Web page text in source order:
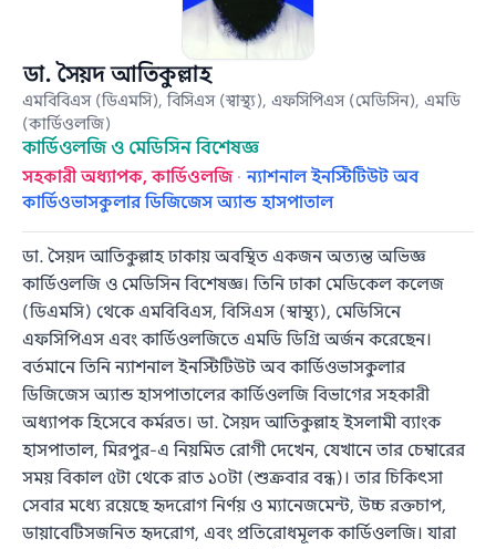
ডা. সৈয়দ আতিকুল্লাহ
এমবিবিএস (ডিএমসি), বিসিএস (স্বাস্থ্য), এফসিপিএস (মেডিসিন), এমডি
(কার্ডিওলজি)
কার্ডিওলজি ও মেডিসিন বিশেষজ্ঞ
সহকারী অধ্যাপক, কার্ডিওলজি ·ন্যাশনাল ইনস্টিটিউট অব
কার্ডিওভাসকুলার ডিজিজেস অ্যান্ড হাসপাতাল
ডা. সৈয়দ আতিকুল্লাহ ঢাকায় অবস্থিত একজন অত্যন্ত অভিজ্ঞ
কার্ডিওলজি ও মেডিসিন বিশেষজ্ঞ। তিনি ঢাকা মেডিকেল কলেজ
(ডিএমসি) থেকে এমবিবিএস, বিসিএস (স্বাস্থ্য), মেডিসিনে
এফসিপিএস এবং কার্ডিওলজিতে এমডি ডিগ্রি অর্জন করেছেন।
বর্তমানে তিনি ন্যাশনাল ইনস্টিটিউট অব কার্ডিওভাসকুলার
ডিজিজেস অ্যান্ড হাসপাতালের কার্ডিওলজি বিভাগের সহকারী
অধ্যাপক হিসেবে কর্মরত। ডা. সৈয়দ আতিকুল্লাহ ইসলামী ব্যাংক
হাসপাতাল, মিরপুর-এ নিয়মিত রোগী দেখেন, যেখানে তার চেম্বারের
সময় বিকাল ৫টা থেকে রাত ১০টা (শুক্রবার বন্ধ)। তার চিকিৎসা
সেবার মধ্যে রয়েছে হৃদরোগ নির্ণয় ও ম্যানেজমেন্ট, উচ্চ রক্তচাপ,
ডায়াবেটিসজনিত হৃদরোগ, এবং প্রতিরোধমূলক কার্ডিওলজি। যারা